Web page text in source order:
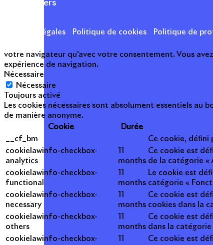
Nos métiers
Mentions légales Politique de cookies Politique de
votre navigateur qu'avec votre consentement. Vous
expérience de navigation.
Nécessaire
Nécessaire
Toujours activé
Les cookies nécessaires sont absolument essentiels
de manière anonyme.
Cookie
Durée
__cf_bm
Ce cookie, défini
cookielawinfo-checkbox-
analytics
months
Ce cookie est
de la catégorie «
cookielawinfo-checkbox-
functional
months
Le cookie est
catégorie «
cookielawinfo-checkbox-
necessary
months
Ce cookie est
cookies dans la
cookielawinfo-checkbox-
others
months
Ce cookie est
dans la
cookielawinfo-checkbox-
Ce cookie est